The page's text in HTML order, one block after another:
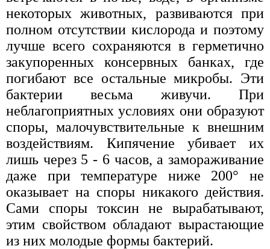
некоторых животных, развиваются при
полном отсутствии кислорода и поэтому
лучше всего сохраняются в герметично
закупоренных консервных банках, где
погибают все остальные микробы. Эти
бактерии весьма живучи. При
неблагоприятных условиях они образуют
споры, малочувствительные к внешним
воздействиям. Кипячение убивает их
лишь через 5 - 6 часов, а замораживание
даже при температуре ниже 200° не
оказывает на споры никакого действия.
Сами споры токсин не вырабатывают,
этим свойством обладают вырастающие
из них молодые формы бактерий.